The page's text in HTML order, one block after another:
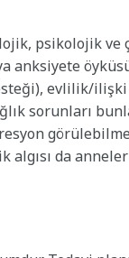
psikolojik
anksiyete
evlilik/
sorunları
algısı da